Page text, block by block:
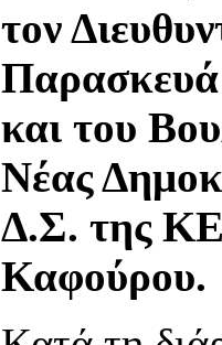
τον
και του
Νέας
Δ.Σ. της
Καφούρου.